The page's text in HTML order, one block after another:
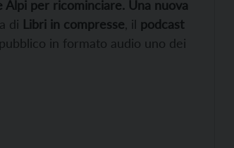
Alpi per ricominciare. Una nuova
di Libri in compresse , il podcast
in formato audio uno dei